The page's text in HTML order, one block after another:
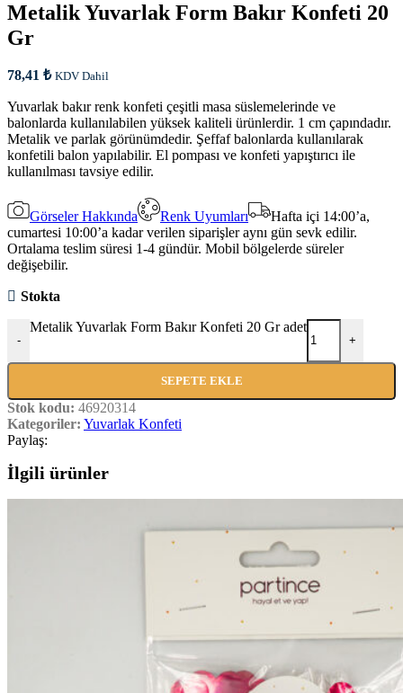
Metalik Yuvarlak Form Bakır Konfeti 20
Gr
78,41 ₺ KDV Dahil
Yuvarlak bakır renk konfeti çeşitli masa süslemelerinde ve
balonlarda kullanılabilen yüksek kaliteli ürünlerdir. 1 cm çapındadır.
Metalik ve parlak görünümdedir. Şeffaf balonlarda kullanılarak
konfetili balon yapılabilir. El pompası ve konfeti yapıştırıcı ile
kullanılması tavsiye edilir.
Görseler Hakkında Renk Uyumları
Hafta içi 14:00’a,
cumartesi 10:00’a kadar verilen siparişler aynı gün sevk edilir.
Ortalama teslim süresi 1-4 gündür. Mobil bölgelerde süreler
değişebilir.
Stokta
-
Metalik Yuvarlak Form Bakır Konfeti 20 Gr adet
+
SEPETE EKLE
Stok kodu: 46920314
Kategoriler: Yuvarlak Konfeti
Paylaş:
İlgili ürünler